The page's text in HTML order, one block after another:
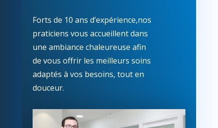
Forts de 10 ans d’expérience,nos
praticiens vous accueillent dans
une ambiance chaleureuse afin
de vous offrir les meilleurs soins
adaptés à vos besoins, tout en
douceur.